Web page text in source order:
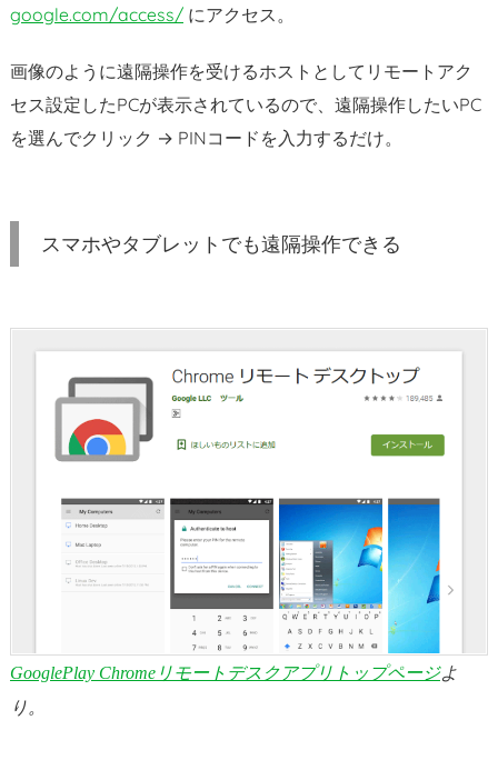
google.com/access/ にアクセス。
画像のように遠隔操作を受けるホストとしてリモートアク
セス設定したPCが表示されているので、遠隔操作したいPC
を選んでクリック → PINコードを入力するだけ。
スマホやタブレットでも遠隔操作できる
GooglePlay Chromeリモートデスクアプリトップページよ
り。